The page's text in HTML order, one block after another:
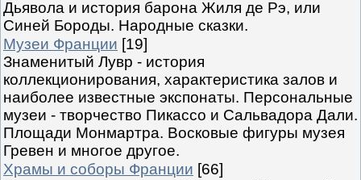
Дьявола и история барона Жиля де Рэ, или
Синей Бороды. Народные сказки.
Музеи Франции [19]
Знаменитый Лувр - история
коллекционирования, характеристика залов и
наиболее известные экспонаты. Персональные
музеи - творчество Пикассо и Сальвадора Дали.
Площади Монмартра. Восковые фигуры музея
Гревен и многое другое.
Храмы и соборы Франции [66]